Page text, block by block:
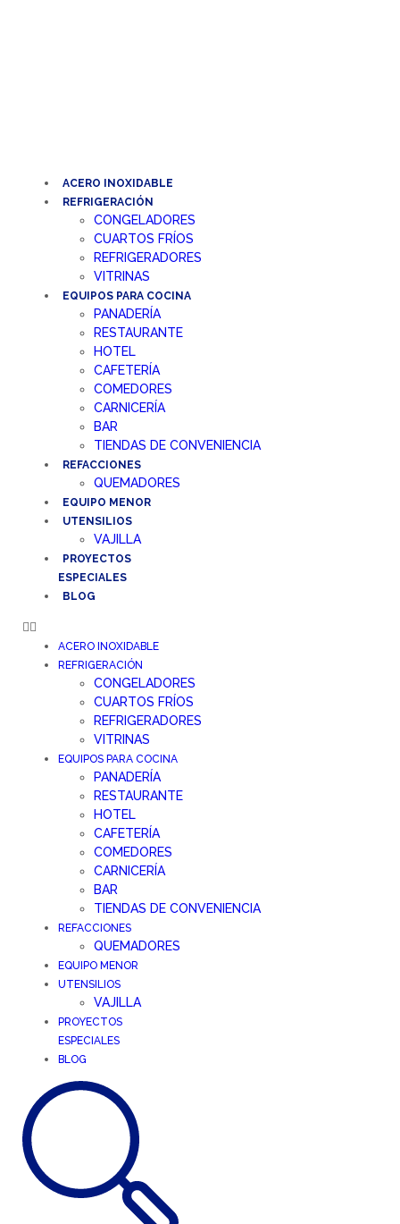
ACERO INOXIDABLE
REFRIGERACIÓN
CONGELADORES
CUARTOS FRÍOS
REFRIGERADORES
VITRINAS
EQUIPOS PARA COCINA
PANADERÍA
RESTAURANTE
HOTEL
CAFETERÍA
COMEDORES
CARNICERÍA
BAR
TIENDAS DE CONVENIENCIA
REFACCIONES
QUEMADORES
EQUIPO MENOR
UTENSILIOS
VAJILLA
PROYECTOS
ESPECIALES
BLOG
ACERO INOXIDABLE
REFRIGERACIÓN
CONGELADORES
CUARTOS FRÍOS
REFRIGERADORES
VITRINAS
EQUIPOS PARA COCINA
PANADERÍA
RESTAURANTE
HOTEL
CAFETERÍA
COMEDORES
CARNICERÍA
BAR
TIENDAS DE CONVENIENCIA
REFACCIONES
QUEMADORES
EQUIPO MENOR
UTENSILIOS
VAJILLA
PROYECTOS
ESPECIALES
BLOG